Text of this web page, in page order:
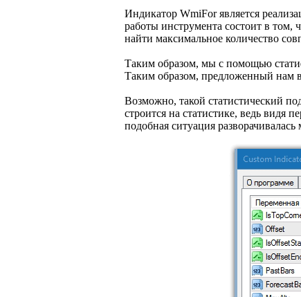
Индикатор WmiFor является
работы инструмента состоит в том,
найти максимальное количество
Таким образом, мы с помощью
Таким образом, предложенный нам
Возможно, такой статистический
строится на статистике, ведь видя
подобная ситуация